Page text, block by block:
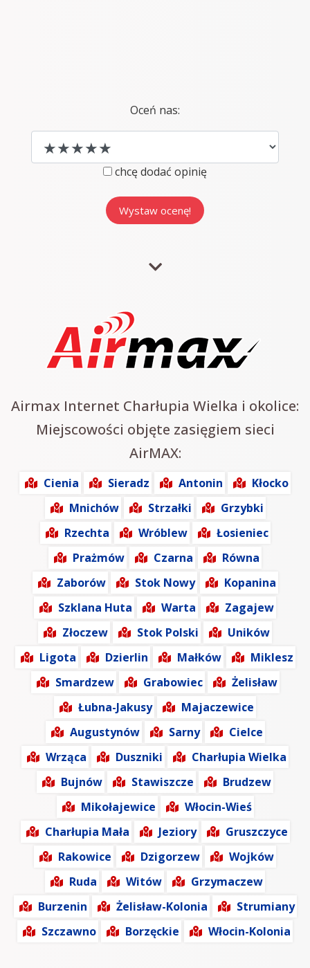
Oceń nas:
chcę dodać opinię
Airmax Internet Charłupia Wielka i okolice:
Miejscowości objęte zasięgiem sieci
AirMAX:
Cienia Sieradz Antonin
Kłocko
Mnichów
Strzałki
Grzybki
Rzechta
Wróblew
Łosieniec
Prażmów
Czarna
Równa
Zaborów
Stok Nowy
Kopanina
Szklana Huta
Warta
Zagajew
Złoczew
Stok Polski
Uników
Ligota
Dzierlin Małków
Miklesz
Smardzew
Grabowiec
Żelisław
Łubna-Jakusy
Majaczewice
Augustynów
Sarny
Cielce
Wrząca
Duszniki
Charłupia Wielka
Bujnów
Stawiszcze
Brudzew
Mikołajewice
Włocin-Wieś
Charłupia Mała
Jeziory
Gruszczyce
Rakowice
Dzigorzew
Wojków
Ruda
Witów
Grzymaczew
Burzenin
Żelisław-Kolonia
Strumiany
Szczawno
Borzęckie Włocin-Kolonia